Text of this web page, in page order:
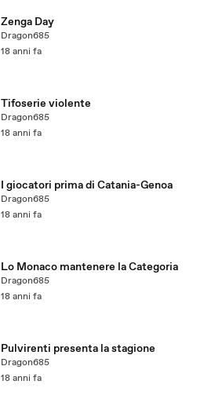
Zenga Day
Dragon685
18 anni fa
Tifoserie violente
Dragon685
18 anni fa
I giocatori prima di Catania-Genoa
Dragon685
18 anni fa
Lo Monaco mantenere la Categoria
Dragon685
18 anni fa
Pulvirenti presenta la stagione
Dragon685
18 anni fa